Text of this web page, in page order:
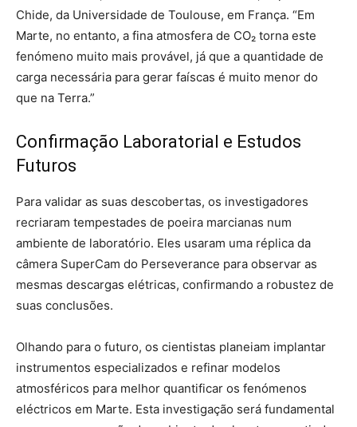
Chide, da Universidade de Toulouse, em França. “Em
Marte, no entanto, a fina atmosfera de CO₂ torna este
fenómeno muito mais provável, já que a quantidade de
carga necessária para gerar faíscas é muito menor do
que na Terra.”
Confirmação Laboratorial e Estudos
Futuros
Para validar as suas descobertas, os investigadores
recriaram tempestades de poeira marcianas num
ambiente de laboratório. Eles usaram uma réplica da
câmera SuperCam do Perseverance para observar as
mesmas descargas elétricas, confirmando a robustez de
suas conclusões.
Olhando para o futuro, os cientistas planeiam implantar
instrumentos especializados e refinar modelos
atmosféricos para melhor quantificar os fenómenos
eléctricos em Marte. Esta investigação será fundamental